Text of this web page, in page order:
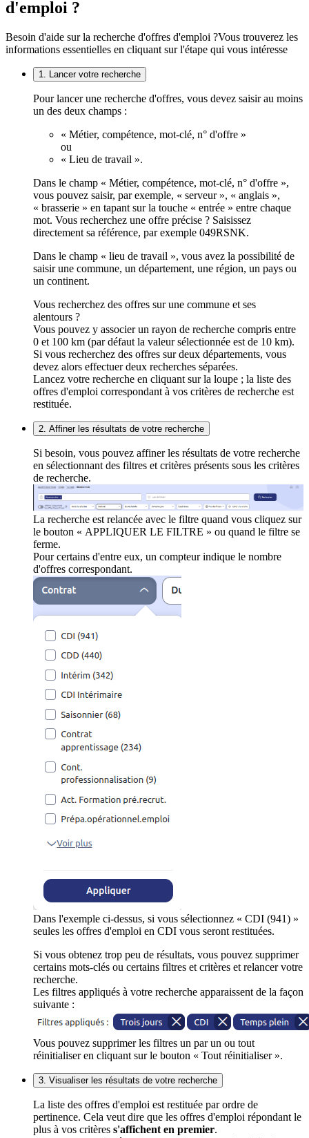
d'emploi ?
Besoin d'aide sur la recherche d'offres d'emploi ?Vous trouverez les
informations essentielles en cliquant sur l'étape qui vous intéresse
1. Lancer votre recherche
Pour lancer une recherche d'offres, vous devez saisir au moins
un des deux champs :
« Métier, compétence, mot-clé, n° d'offre »
ou
« Lieu de travail ».
Dans le champ « Métier, compétence, mot-clé, n° d'offre »,
vous pouvez saisir, par exemple, « serveur », « anglais »,
« brasserie » en tapant sur la touche « entrée » entre chaque
mot. Vous recherchez une offre précise ? Saisissez
directement sa référence, par exemple 049RSNK.
Dans le champ « lieu de travail », vous avez la possibilité de
saisir une commune, un département, une région, un pays ou
un continent.
Vous recherchez des offres sur une commune et ses
alentours ?
Vous pouvez y associer un rayon de recherche compris entre
0 et 100 km (par défaut la valeur sélectionnée est de 10 km).
Si vous recherchez des offres sur deux départements, vous
devez alors effectuer deux recherches séparées.
Lancez votre recherche en cliquant sur la loupe ; la liste des
offres d'emploi correspondant à vos critères de recherche est
restituée.
2. Affiner les résultats de votre recherche
Si besoin, vous pouvez affiner les résultats de votre recherche
en sélectionnant des filtres et critères présents sous les critères
de recherche.
La recherche est relancée avec le filtre quand vous cliquez sur
le bouton « APPLIQUER LE FILTRE » ou quand le filtre se
ferme.
Pour certains d'entre eux, un compteur indique le nombre
d'offres correspondant.
Dans l'exemple ci-dessus, si vous sélectionnez « CDI (941) »
seules les offres d'emploi en CDI vous seront restituées.
Si vous obtenez trop peu de résultats, vous pouvez supprimer
certains mots-clés ou certains filtres et critères et relancer votre
recherche.
Les filtres appliqués à votre recherche apparaissent de la façon
suivante :
Vous pouvez supprimer les filtres un par un ou tout
réinitialiser en cliquant sur le bouton « Tout réinitialiser ».
3. Visualiser les résultats de votre recherche
La liste des offres d'emploi est restituée par ordre de
pertinence. Cela veut dire que les offres d'emploi répondant le
plus à vos critères s'affichent en premier.